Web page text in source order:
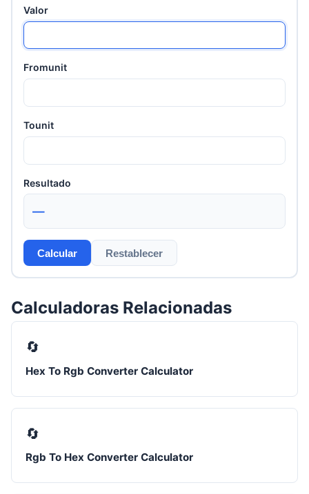
Valor
Fromunit
Tounit
Resultado
—
Calcular Restablecer
Calculadoras Relacionadas
🔄
Hex To Rgb Converter Calculator
🔄
Rgb To Hex Converter Calculator